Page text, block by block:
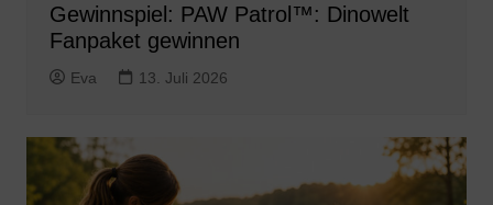
Gewinnspiel: PAW Patrol™: Dinowelt
Fanpaket gewinnen
Eva 13. Juli 2026